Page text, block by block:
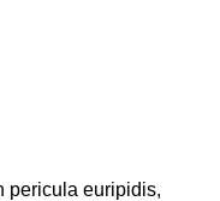
pericula euripidis,